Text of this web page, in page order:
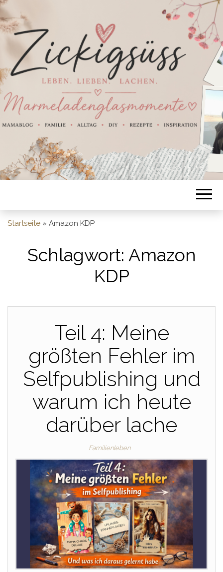
Startseite » Amazon KDP
Schlagwort: Amazon
KDP
Teil 4: Meine
größten Fehler im
Selfpublishing und
warum ich heute
darüber lache
Familienleben